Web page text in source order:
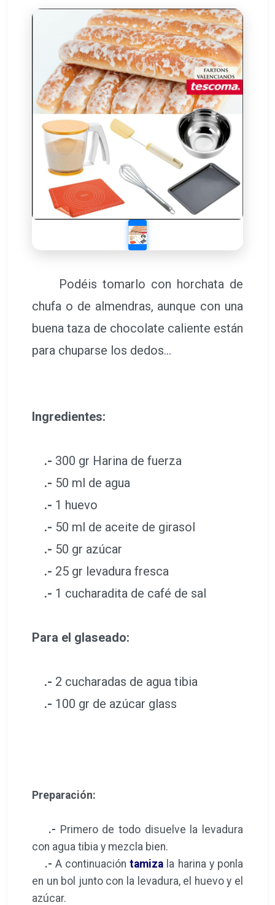
Podéis tomarlo con horchata de
chufa o de almendras, aunque con una
buena taza de chocolate caliente están
para chuparse los dedos…
Ingredientes:
.- 300 gr Harina de fuerza
.- 50 ml de agua
.- 1 huevo
.- 50 ml de aceite de girasol
.- 50 gr azúcar
.- 25 gr levadura fresca
.- 1 cucharadita de café de sal
Para el glaseado:
.- 2 cucharadas de agua tibia
.- 100 gr de azúcar glass
Preparación:
.- Primero de todo disuelve la levadura
con agua tibia y mezcla bien.
.- A continuacióntamiza la harina y ponla
en un bol junto con la levadura, el huevo y el
azúcar.